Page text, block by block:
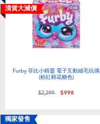
清貨大減價
Furby 菲比小精靈 電子互動絨毛玩偶
(粉紅棉花糖色)
價格從
$2,299至$998
獨家發售